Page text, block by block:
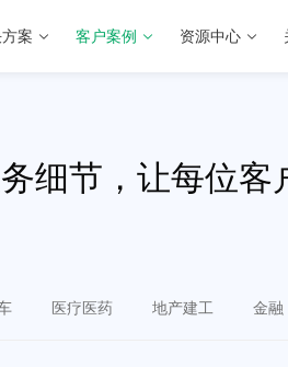
案 客户案例 资源中心
细节，让每位客
医疗医药 地产建工 金融